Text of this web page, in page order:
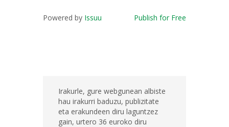
Powered by Issuu Publish for Free
Irakurle, gure webgunean albiste
hau irakurri baduzu, publizitate
eta erakundeen diru laguntzez
gain, urtero 36 euroko diru